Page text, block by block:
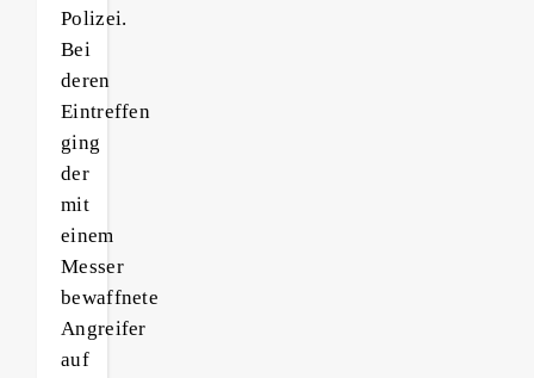
Polizei.
Bei
deren
Eintreffen
ging
der
mit
einem
Messer
bewaffnete
Angreifer
auf